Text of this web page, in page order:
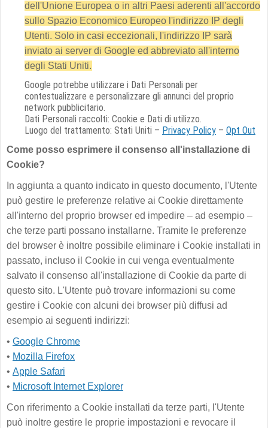
dell'Unione Europea o in altri Paesi aderenti all'accordo
sullo Spazio Economico Europeo l'indirizzo IP degli
Utenti. Solo in casi eccezionali, l'indirizzo IP sarà
inviato ai server di Google ed abbreviato all'interno
degli Stati Uniti.
Google potrebbe utilizzare i Dati Personali per
contestualizzare e personalizzare gli annunci del proprio
network pubblicitario.
Dati Personali raccolti: Cookie e Dati di utilizzo.
Luogo del trattamento: Stati Uniti – Privacy Policy – Opt Out
Come posso esprimere il consenso all'installazione di
Cookie?
In aggiunta a quanto indicato in questo documento, l'Utente
può gestire le preferenze relative ai Cookie direttamente
all'interno del proprio browser ed impedire – ad esempio –
che terze parti possano installarne. Tramite le preferenze
del browser è inoltre possibile eliminare i Cookie installati in
passato, incluso il Cookie in cui venga eventualmente
salvato il consenso all'installazione di Cookie da parte di
questo sito. L'Utente può trovare informazioni su come
gestire i Cookie con alcuni dei browser più diffusi ad
esempio ai seguenti indirizzi:
• Google Chrome
• Mozilla Firefox
• Apple Safari
• Microsoft Internet Explorer
Con riferimento a Cookie installati da terze parti, l'Utente
può inoltre gestire le proprie impostazioni e revocare il